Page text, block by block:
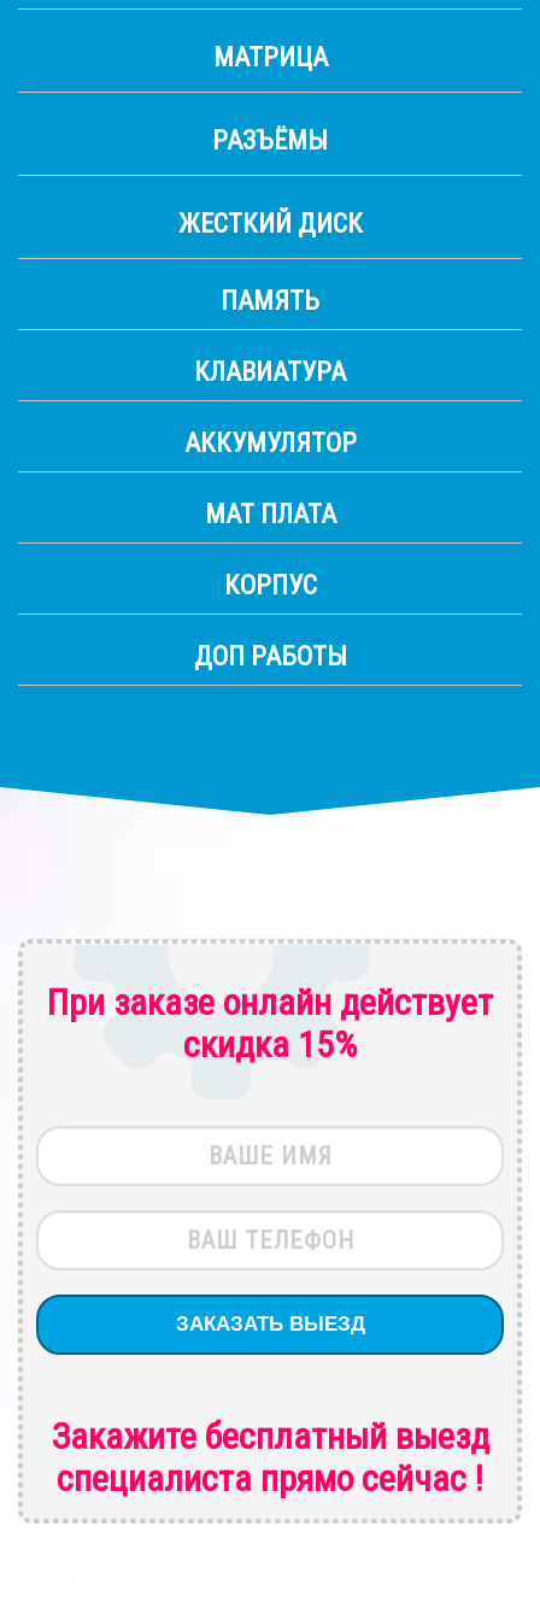
МАТРИЦА
РАЗЪЁМЫ
ЖЕСТКИЙ ДИСК
ПАМЯТЬ
КЛАВИАТУРА
АККУМУЛЯТОР
МАТ ПЛАТА
КОРПУС
ДОП РАБОТЫ
При заказе онлайн действует
скидка 15%
Закажите бесплатный выезд
специалиста прямо сейчас !